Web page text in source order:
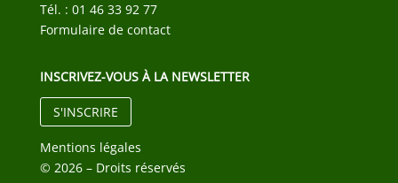
Tél. : 01 46 33 92 77
Formulaire de contact
INSCRIVEZ-VOUS À LA NEWSLETTER
S'INSCRIRE
Mentions légales
© 2026 – Droits réservés